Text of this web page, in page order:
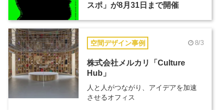
スポ」が8月31日まで開催
空間デザイン事例 8/3
株式会社メルカリ「Culture
Hub」
人と人がつながり、アイデアを加速
させるオフィス